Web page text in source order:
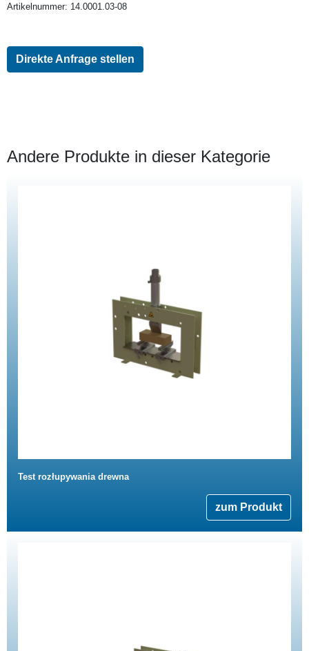
Artikelnummer: 14.0001.03-08
Direkte Anfrage stellen
Andere Produkte in dieser Kategorie
Test rozłupywania drewna
zum Produkt